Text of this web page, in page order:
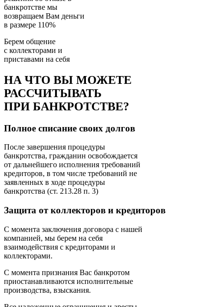
банкротстве мы
возвращаем Вам деньги
в размере 110%
Берем общение
с коллекторами и
приставами на себя
НА ЧТО ВЫ МОЖЕТЕ
РАССЧИТЫВАТЬ
ПРИ БАНКРОТСТВЕ?
Полное списание своих долгов
После завершения процедуры
банкротства, гражданин освобождается
от дальнейшего исполнения требований
кредиторов, в том числе требований не
заявленных в ходе процедуры
банкротства (ст. 213.28 п. 3)
Защита от коллекторов и кредиторов
С момента заключения договора с нашей
компанией, мы берем на себя
взаимодействия с кредиторами и
коллекторами.
С момента признания Вас банкротом
приостанавливаются исполнительные
производства, взыскания.